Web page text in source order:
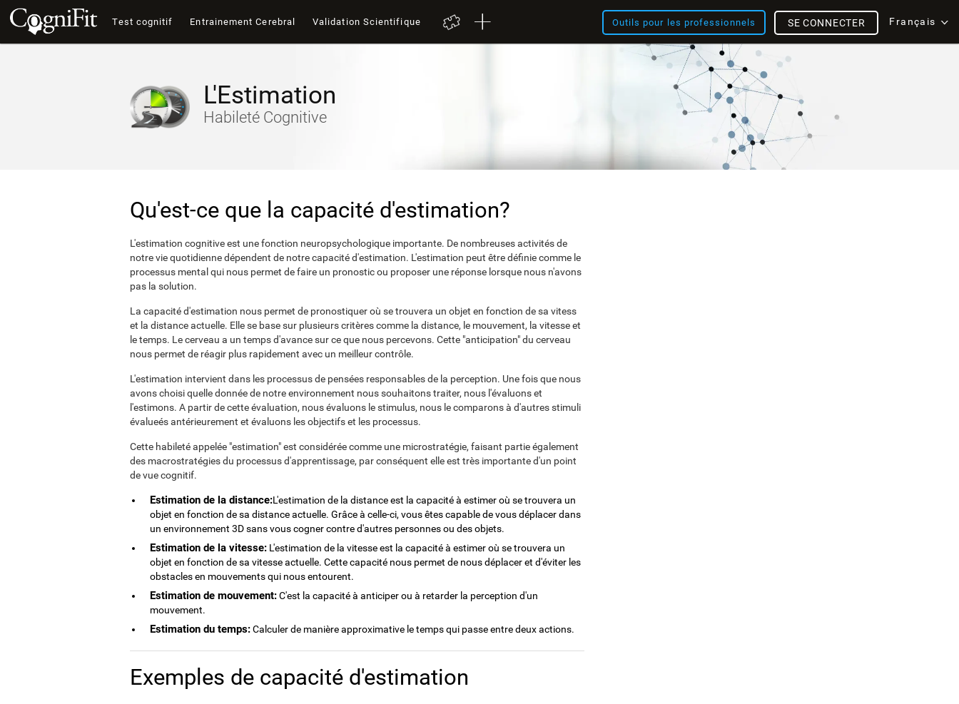
Test cognitif Entrainement Cerebral Validation Scientifique Outils pour les professionnels Français
SE CONNECTER
L'Estimation
Habileté Cognitive
Qu'est-ce que la capacité d'estimation?
L'estimation cognitive est une fonction neuropsychologique importante. De nombreuses activités de
notre vie quotidienne dépendent de notre capacité d'estimation. L'estimation peut être définie comme le
processus mental qui nous permet de faire un pronostic ou proposer une réponse lorsque nous n'avons
pas la solution.
La capacité d'estimation nous permet de pronostiquer où se trouvera un objet en fonction de sa vitess
et la distance actuelle. Elle se base sur plusieurs critères comme la distance, le mouvement, la vitesse et
le temps. Le cerveau a un temps d'avance sur ce que nous percevons. Cette "anticipation" du cerveau
nous permet de réagir plus rapidement avec un meilleur contrôle.
L'estimation intervient dans les processus de pensées responsables de la perception. Une fois que nous
avons choisi quelle donnée de notre environnement nous souhaitons traiter, nous l'évaluons et
l'estimons. A partir de cette évaluation, nous évaluons le stimulus, nous le comparons à d'autres stimuli
évalueés antérieurement et évaluons les objectifs et les processus.
Cette habileté appelée "estimation" est considérée comme une microstratégie, faisant partie également
des macrostratégies du processus d'apprentissage, par conséquent elle est très importante d'un point
de vue cognitif.
Estimation de la distance:L'estimation de la distance est la capacité à estimer où se trouvera un
objet en fonction de sa distance actuelle. Grâce à celle-ci, vous êtes capable de vous déplacer dans
un environnement 3D sans vous cogner contre d'autres personnes ou des objets.
Estimation de la vitesse: L'estimation de la vitesse est la capacité à estimer où se trouvera un
objet en fonction de sa vitesse actuelle. Cette capacité nous permet de nous déplacer et d'éviter les
obstacles en mouvements qui nous entourent.
Estimation de mouvement:C'est la capacité à anticiper ou à retarder la perception d'un
mouvement.
Estimation du temps:Calculer de manière approximative le temps qui passe entre deux actions.
Exemples de capacité d'estimation